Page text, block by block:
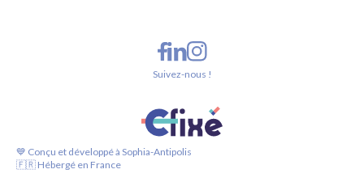
💙 Conçu et développé à Sophia-Antipolis
🇫🇷 Hébergé en France
Suivez-nous !